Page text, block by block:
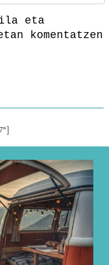
eta
komentatzen